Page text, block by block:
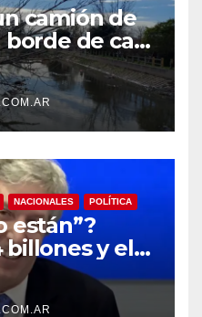
camión de
de caer
NACIONALES POLÍTICA
están”?
billones y el
risita